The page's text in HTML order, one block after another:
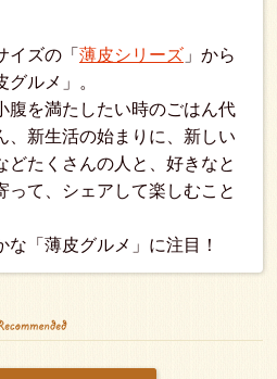
イズの「 薄皮シリーズ 」から
ルメ」。
腹を満たしたい時のごはん代
、新生活の始まりに、新しい
どたくさんの人と、好きなと
って、シェアして楽しむこと
「薄皮グルメ」に注目！